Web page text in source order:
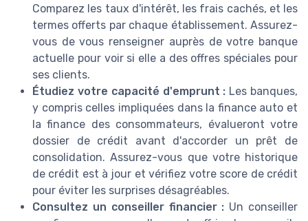
Comparez les taux d'intérêt, les frais cachés, et les
termes offerts par chaque établissement. Assurez-
vous de vous renseigner auprès de votre banque
actuelle pour voir si elle a des offres spéciales pour
ses clients.
Étudiez votre capacité d'emprunt : Les banques,
y compris celles impliquées dans la finance auto et
la finance des consommateurs, évalueront votre
dossier de crédit avant d'accorder un prêt de
consolidation. Assurez-vous que votre historique
de crédit est à jour et vérifiez votre score de crédit
pour éviter les surprises désagréables.
Consultez un conseiller financier : Un conseiller